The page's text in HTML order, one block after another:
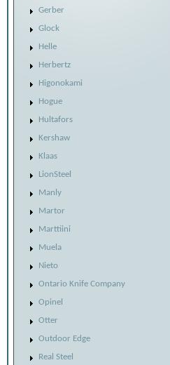
Gerber
Glock
Helle
Herbertz
Higonokami
Hogue
Hultafors
Kershaw
Klaas
LionSteel
Manly
Martor
Marttiini
Muela
Nieto
Ontario Knife Company
Opinel
Otter
Outdoor Edge
Real Steel